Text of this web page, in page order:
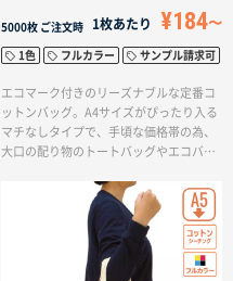
5000枚 ご注文時 1枚あたり ¥184
1色 フルカラー サンプル請求可
エコマーク付きのリーズナブルな定番コ
ットンバッグ。A4サイズがぴったり入る
マチなしタイプで、手頃な価格帯の為、
大口の配り物のトートバッグやエコバッ
類やカタログ、展示会の冊子入れやアー
ティスト物販など幅広い用途でご利用い
ただけます。また印刷方法も単色からフ
ルカラー印刷まで対応しており、お好み
のデザインでオリジナルトートバッグを